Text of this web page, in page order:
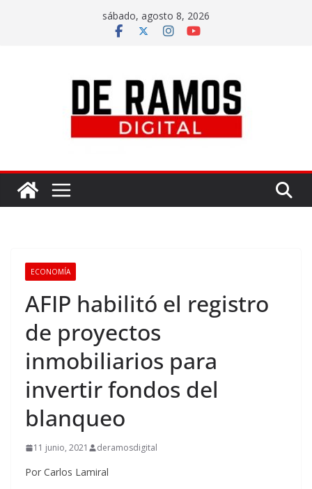
sábado, agosto 8, 2026
ECONOMÍA
AFIP habilitó el registro
de proyectos
inmobiliarios para
invertir fondos del
blanqueo
11 junio, 2021 deramosdigital
Por Carlos Lamiral